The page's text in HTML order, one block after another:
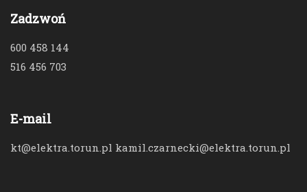
Zadzwoń
600 458 144
516 456 703
E-mail
kt@elektra.torun.pl kamil.czarnecki@elektra.torun.pl